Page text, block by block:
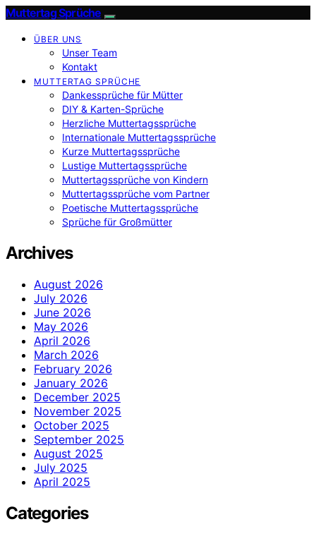
Muttertag Sprüche
ÜBER UNS
Unser Team
Kontakt
MUTTERTAG SPRÜCHE
Dankessprüche für Mütter
DIY & Karten-Sprüche
Herzliche Muttertagssprüche
Internationale Muttertagssprüche
Kurze Muttertagssprüche
Lustige Muttertagssprüche
Muttertagssprüche von Kindern
Muttertagssprüche vom Partner
Poetische Muttertagssprüche
Sprüche für Großmütter
Archives
August 2026
July 2026
June 2026
May 2026
April 2026
March 2026
February 2026
January 2026
December 2025
November 2025
October 2025
September 2025
August 2025
July 2025
April 2025
Categories